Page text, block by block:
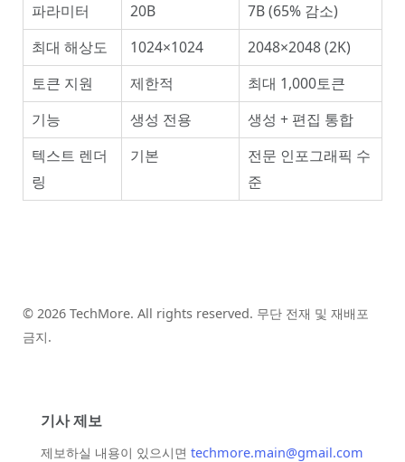
파라미터 20B
7B (65% 감소)
최대 해상도
1024×1024
2048×2048 (2K)
토큰 지원
제한적
최대 1,000토큰
기능
생성 전용
생성 + 편집 통합
텍스트 렌더
링
기본
전문 인포그래픽 수
준
© 2026 TechMore. All rights reserved. 무단 전재 및 재배포
금지.
기사 제보
제보하실 내용이 있으시면 techmore.main@gmail.com